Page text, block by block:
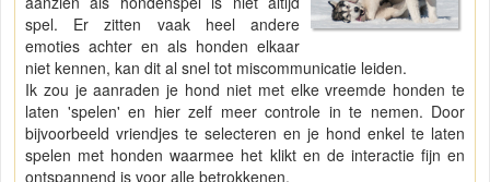
spel. Er zitten vaak heel andere
emoties achter en als honden elkaar
niet kennen, kan dit al snel tot miscommunicatie leiden.
Ik zou je aanraden je hond niet met elke vreemde honden te
laten 'spelen' en hier zelf meer controle in te nemen. Door
bijvoorbeeld vriendjes te selecteren en je hond enkel te laten
spelen met honden waarmee het klikt en de interactie fijn en
ontspannend is voor alle betrokkenen.